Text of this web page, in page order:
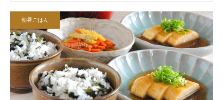
朝昼ごはん